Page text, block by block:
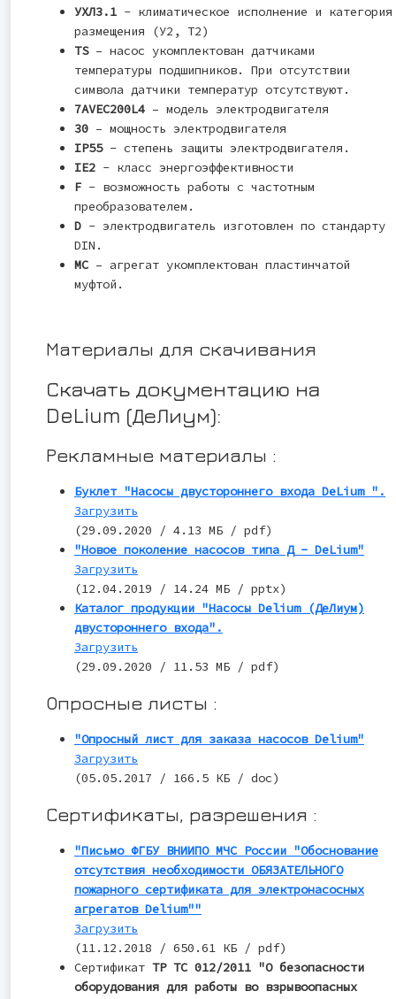
УХЛ3.1 - климатическое исполнение и категория
размещения (У2, Т2)
TS– насос укомплектован датчиками
температуры подшипников. При отсутствии
символа датчики температур отсутствуют.
7AVEC200L4 – модель электродвигателя
30 – мощность электродвигателя
IP55- степень защиты электродвигателя.
IE2 - класс энергоэффективности
F - возможность работы с частотным
преобразователем.
D - электродвигатель изготовлен по стандарту
DIN.
MC – агрегат укомплектован пластинчатой
муфтой.
Материалы для скачивания
Скачать документацию на
DeLium (ДеЛиум):
Рекламные материалы :
Буклет "Насосы двустороннего входа DeLium ".
Загрузить
(29.09.2020 / 4.13 МБ / pdf)
"Новое поколение насосов типа Д - DeLium"
Загрузить
(12.04.2019 / 14.24 МБ / pptx)
Каталог продукции "Насосы Delium (ДеЛиум)
двустороннего входа".
Загрузить
(29.09.2020 / 11.53 МБ / pdf)
Опросные листы :
"Опросный лист для заказа насосов Delium"
Загрузить
(05.05.2017 / 166.5 КБ / doc)
Сертификаты, разрешения :
"Письмо ФГБУ ВНИИПО МЧС России "Обоснование
отсутствия необходимости ОБЯЗАТЕЛЬНОГО
пожарного сертификата для электронасосных
агрегатов Delium""
Загрузить
(11.12.2018 / 650.61 КБ / pdf)
Сертификат ТР ТС 012/2011 "О безопасности
оборудования для работы во взрывоопасных